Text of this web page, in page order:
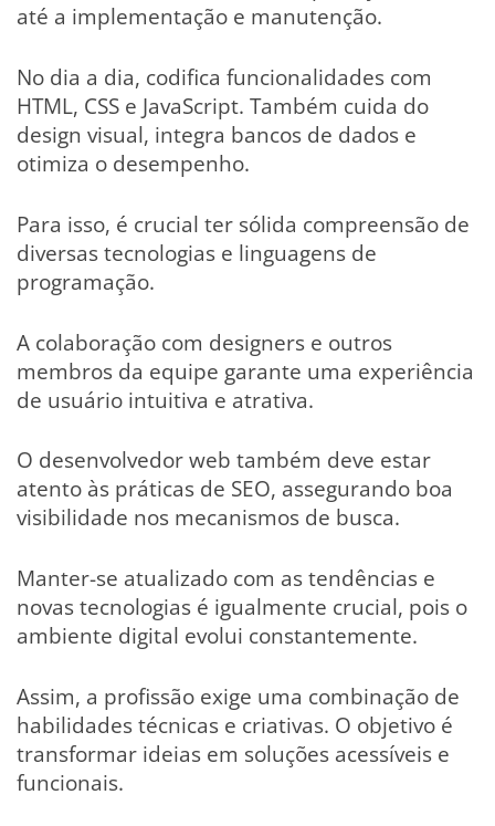
até a implementação e manutenção.
No dia a dia, codifica funcionalidades com
HTML, CSS e JavaScript. Também cuida do
design visual, integra bancos de dados e
otimiza o desempenho.
Para isso, é crucial ter sólida compreensão de
diversas tecnologias e linguagens de
programação.
A colaboração com designers e outros
membros da equipe garante uma experiência
de usuário intuitiva e atrativa.
O desenvolvedor web também deve estar
atento às práticas de SEO, assegurando boa
visibilidade nos mecanismos de busca.
Manter-se atualizado com as tendências e
novas tecnologias é igualmente crucial, pois o
ambiente digital evolui constantemente.
Assim, a profissão exige uma combinação de
habilidades técnicas e criativas. O objetivo é
transformar ideias em soluções acessíveis e
funcionais.